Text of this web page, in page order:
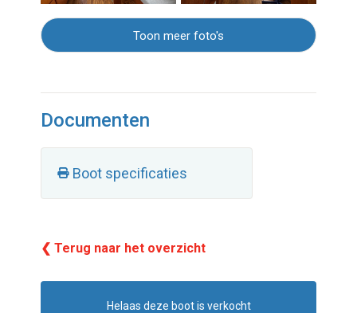
Toon meer foto's
Documenten
Boot specificaties
❮ Terug naar het overzicht
Helaas deze boot is verkocht